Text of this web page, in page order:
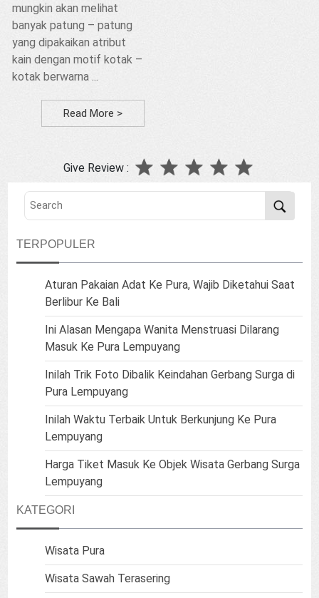
mungkin akan melihat
banyak patung – patung
yang dipakaikan atribut
kain dengan motif kotak –
kotak berwarna ...
Read More >
Give Review :
TERPOPULER
Aturan Pakaian Adat Ke Pura, Wajib Diketahui Saat
Berlibur Ke Bali
Ini Alasan Mengapa Wanita Menstruasi Dilarang
Masuk Ke Pura Lempuyang
Inilah Trik Foto Dibalik Keindahan Gerbang Surga di
Pura Lempuyang
Inilah Waktu Terbaik Untuk Berkunjung Ke Pura
Lempuyang
Harga Tiket Masuk Ke Objek Wisata Gerbang Surga
Lempuyang
KATEGORI
Wisata Pura
Wisata Sawah Terasering